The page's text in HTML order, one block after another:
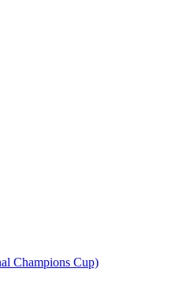
Champions Cup)